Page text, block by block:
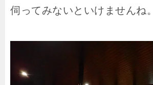
伺ってみないといけませんね。